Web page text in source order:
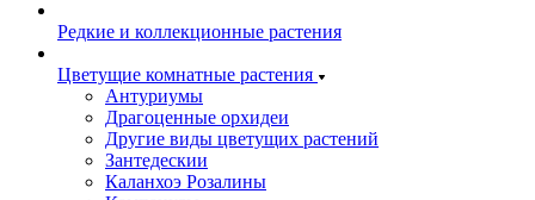
Редкие и коллекционные растения
Цветущие комнатные растения
Антуриумы
Драгоценные орхидеи
Другие виды цветущих растений
Зантедескии
Каланхоэ Розалины